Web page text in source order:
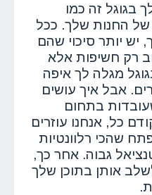
בגוגל זה כמו
של החנות שלך. ככל
יש יותר סיכוי שהם
רק חשיפות אלא
מגלה לך איפה
אבל איך עושים
בתחום
כל, אנחנו עוזרים
שהכי רלוונטיות
גבוה. אחר כך,
אותן בתוכן שלך